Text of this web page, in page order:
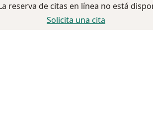
reserva de citas en línea no está
Solicita una cita